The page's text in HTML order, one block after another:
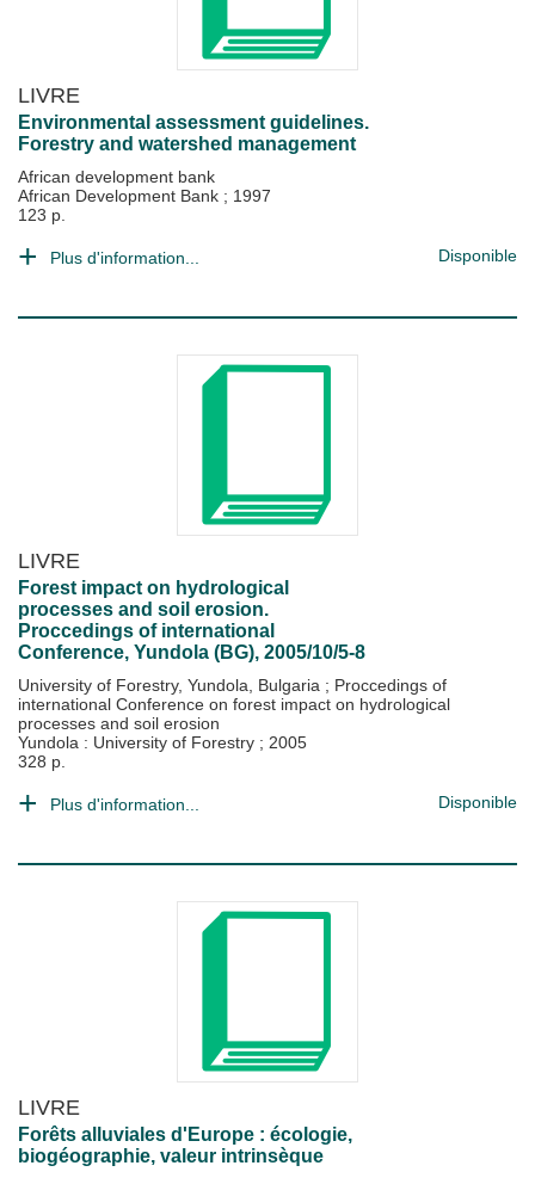
LIVRE
Environmental assessment guidelines.
Forestry and watershed management
African development bank
African Development Bank ; 1997
123 p.
Plus d'information... Disponible
LIVRE
Forest impact on hydrological
processes and soil erosion.
Proccedings of international
Conference, Yundola (BG), 2005/10/5-8
University of Forestry, Yundola, Bulgaria ; Proccedings of
international Conference on forest impact on hydrological
processes and soil erosion
Yundola : University of Forestry ; 2005
328 p.
Plus d'information... Disponible
LIVRE
Forêts alluviales d'Europe : écologie,
biogéographie, valeur intrinsèque